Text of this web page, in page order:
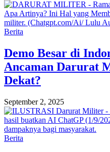
Berita
Demo Besar di
Ancaman Darurat
Dekat?
September 2, 2025
Berita